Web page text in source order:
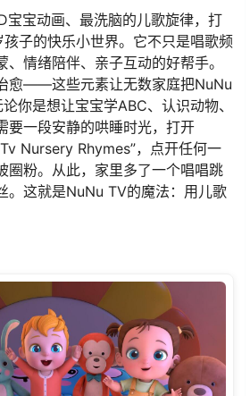
宝宝动画、最洗脑的儿歌旋律，打
子的快乐小世界。它不只是唱歌频
情绪陪伴、亲子互动的好帮手。
愈——这些元素让无数家庭把NuNu
你是想让宝宝学ABC、认识动物、
要一段安静的哄睡时光，打开
Nursery Rhymes”，点开任何一
圈粉。从此，家里多了一个唱唱跳
。这就是NuNu TV的魔法：用儿歌